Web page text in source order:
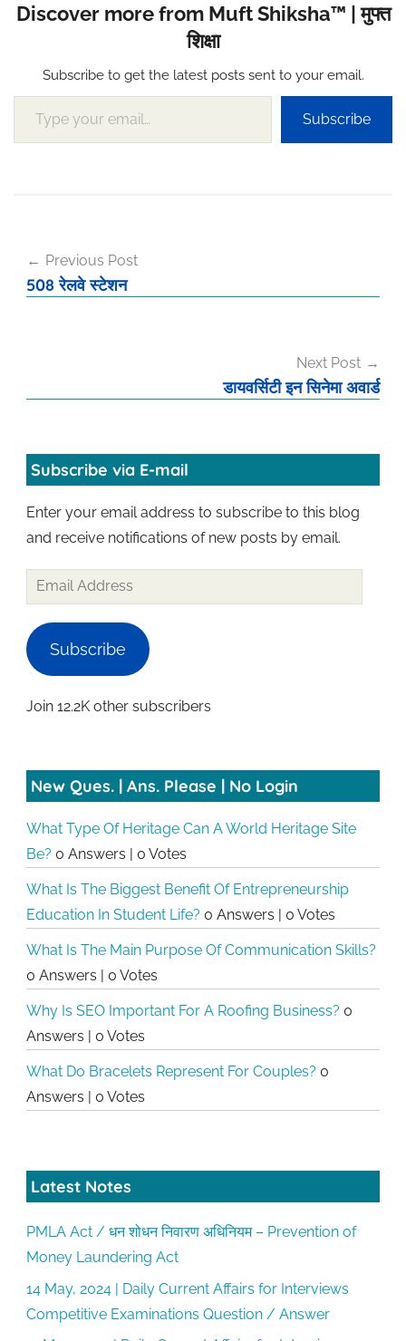
Discover more from Muft Shiksha™ | मुफ्त
शिक्षा
Subscribe to get the latest posts sent to your email.
Type your email…
Subscribe
navigation
Previous Post
508 रेलवे स्टेशन
Next Post
डायवर्सिटी इन सिनेमा अवार्ड
Subscribe via E-mail
Enter your email address to subscribe to this blog
and receive notifications of new posts by email.
Email
Address
Subscribe
Join 12.2K other subscribers
New Ques. | Ans. Please | No Login
What Type Of Heritage Can A World Heritage Site
Be? 0 Answers 0 Votes
What Is The Biggest Benefit Of Entrepreneurship
Education In Student Life? 0 Answers 0 Votes
What Is The Main Purpose Of Communication Skills?
0 Answers
0 Votes
Why Is SEO Important For A Roofing Business? 0
Answers
0 Votes
What Do Bracelets Represent For Couples? 0
Answers
0 Votes
Latest Notes
PMLA Act / धन शोधन निवारण अधिनियम – Prevention of
Money Laundering Act
14 May, 2024 | Daily Current Affairs for Interviews
Competitive Examinations Question / Answer